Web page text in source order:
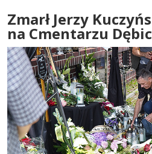
Zmarł Jerzy
na Cmentarzu